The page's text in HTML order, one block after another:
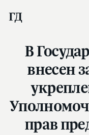
В
внесен
прав